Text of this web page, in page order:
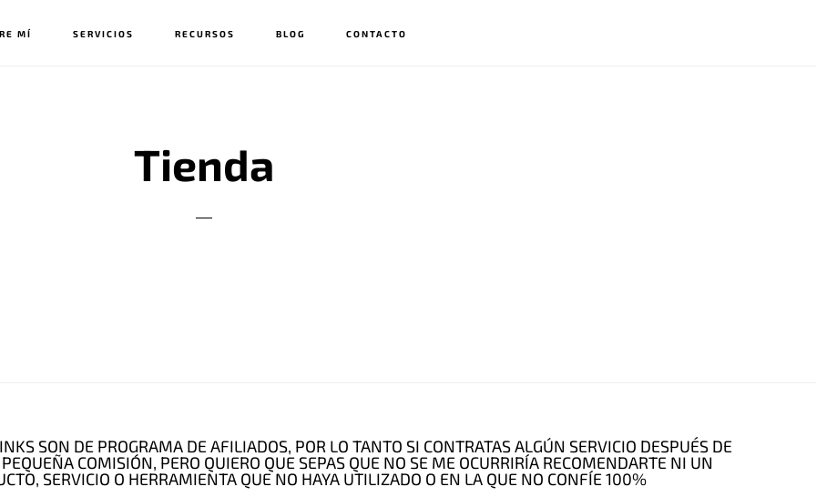
MÍ SERVICIOS RECURSOS BLOG CONTACTO
Tienda
SON DE PROGRAMA DE AFILIADOS, POR LO TANTO SI CONTRATAS ALGÚN SERVICIO DESPUÉS DE
COMISIÓN, PERO QUIERO QUE SEPAS QUE NO SE ME OCURRIRÍA RECOMENDARTE NI UN
SERVICIO O HERRAMIENTA QUE NO HAYA UTILIZADO O EN LA QUE NO CONFÍE 100%